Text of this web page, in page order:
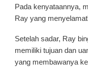
Pada kenyataannya,
Ray yang
Setelah sadar, Ray
memiliki tujuan dan
yang membawanya